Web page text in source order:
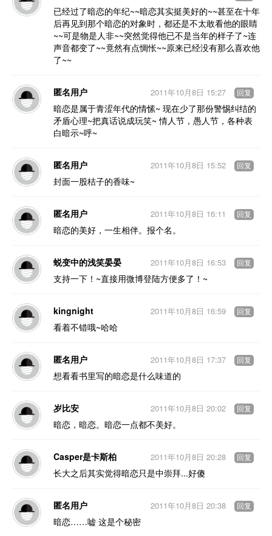
已经过了暗恋的年纪~~暗恋其实挺美好的~~甚至在十年
后再见到那个暗恋的对象时，都还是不太敢看他的眼睛
~~可是物是人非~~突然觉得他已不是当年的样子了~连
声音都变了~~竟然有点惆怅~~原来已经没有那么喜欢他
了~~
匿名用户
暗恋是属于青涩年代的情愫~ 现在少了那份警惕纠结的
矛盾心理~把真话说成玩笑~ 情人节，愚人节，各种表
白暗示~呼~
2011年10月8日 15:27 回复
匿名用户
封面一股桔子的香味~
2011年10月8日 15:52 回复
匿名用户
暗恋的美好，一生相伴。报个名。
2011年10月8日 16:11 回复
蜕变中的浅笑晏晏
支持一下！~直接用微博登陆方便多了！~
2011年10月8日 16:53 回复
kingnight
看着不错哦~哈哈
2011年10月8日 16:59 回复
匿名用户
想看看书里写的暗恋是什么味道的
2011年10月8日 17:37 回复
岁比安
暗恋，暗恋。暗恋一点都不美好。
2011年10月8日 20:02 回复
Casper是卡斯柏
长大之后其实觉得暗恋只是中崇拜...好傻
2011年10月8日 20:28 回复
匿名用户
暗恋……嘘 这是个秘密
2011年10月8日 20:38 回复